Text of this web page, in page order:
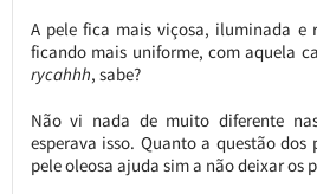
A pele fica mais viçosa, iluminada e
ficando mais uniforme, com aquela
rycahhh, sabe?
Não vi nada de muito diferente
esperava isso. Quanto a questão
pele oleosa ajuda sim a não deixar os